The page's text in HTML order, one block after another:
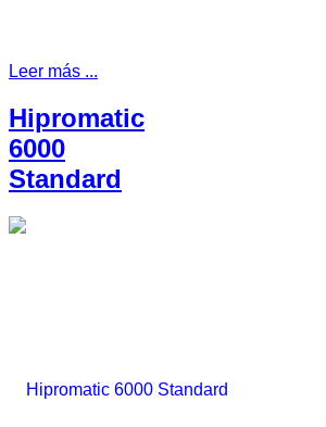
Leer más ...
Hipromatic
6000
Standard